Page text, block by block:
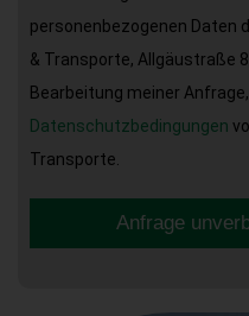
personenbezogenen Daten
& Transporte, Allgäustraße
Bearbeitung meiner
Datenschutzbedingungen
Transporte.
Anfrage